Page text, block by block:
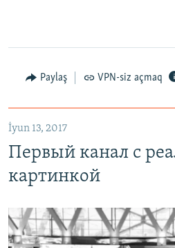
Paylaş VPN-siz açmaq
İyun 13, 2017
Первый канал с
картинкой